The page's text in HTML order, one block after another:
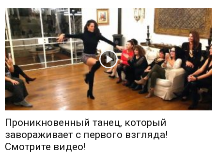
Проникновенный танец, который
завораживает с первого взгляда!
Смотрите видео!